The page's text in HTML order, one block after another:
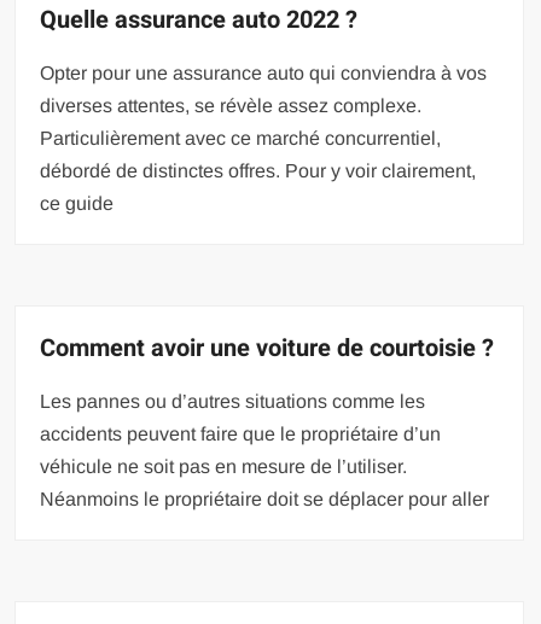
Quelle assurance auto 2022 ?
Opter pour une assurance auto qui conviendra à vos
diverses attentes, se révèle assez complexe.
Particulièrement avec ce marché concurrentiel,
débordé de distinctes offres. Pour y voir clairement,
ce guide
Comment avoir une voiture de courtoisie ?
Les pannes ou d’autres situations comme les
accidents peuvent faire que le propriétaire d’un
véhicule ne soit pas en mesure de l’utiliser.
Néanmoins le propriétaire doit se déplacer pour aller